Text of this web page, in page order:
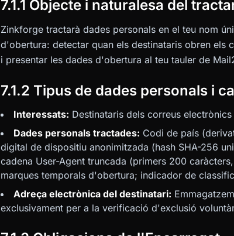
7.1.1 Objecte i naturalesa del
Zinkforge tractarà dades personals en el teu nom
d'obertura: detectar quan els destinataris obren els
i presentar les dades d'obertura al teu tauler de
7.1.2 Tipus de dades personals i
Interessats: Destinataris dels correus
Dades personals tractades: Codi de país
digital de dispositiu anonimitzada (hash SHA-256
cadena User-Agent truncada (primers 200
marques temporals d'obertura; indicador de
Adreça electrònica del destinatari:
exclusivament per a la verificació d'exclusió